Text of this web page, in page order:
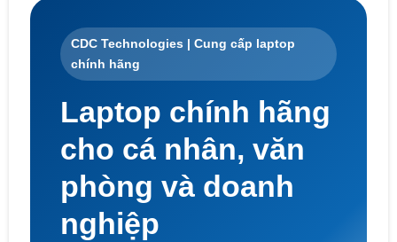
CDC Technologies | Cung cấp laptop
chính hãng
Laptop chính hãng
cho cá nhân, văn
phòng và doanh
nghiệp